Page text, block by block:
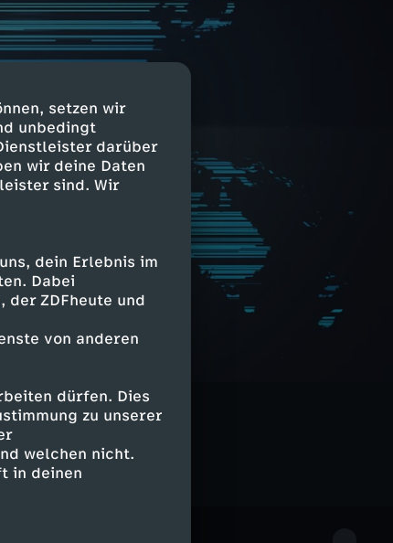
setzen wir
unbedingt
darüber
wir deine Daten
sind. Wir
dein Erlebnis im
Dabei
der ZDFheute und
von anderen
dürfen. Dies
zu unserer
welchen nicht.
in deinen